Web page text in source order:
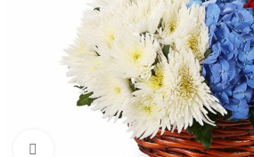
Нажмите, чтобы увеличить изображение